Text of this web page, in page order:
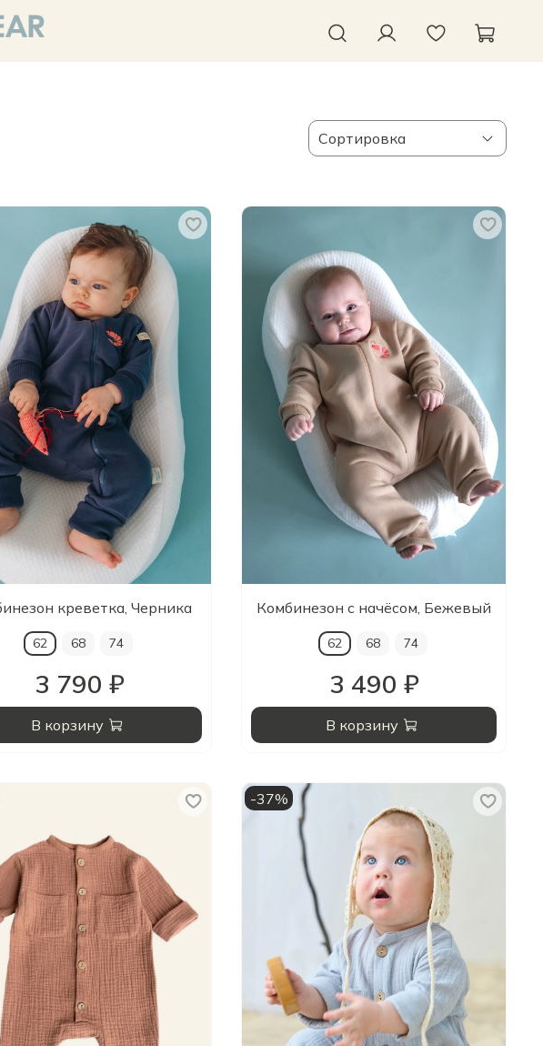
креветка, Черника
62 68 74
3 790 ₽
В корзину
Комбинезон с начёсом, Бежевый
62 68 74
3 490 ₽
В корзину
-37%